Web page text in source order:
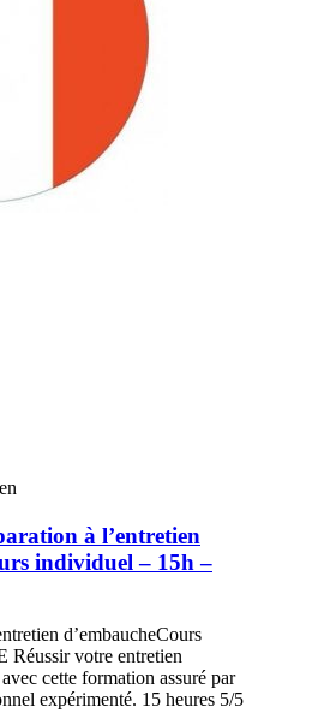
à l’entretien
individuel – 15h –
d’embaucheCours
votre entretien
cette formation assuré par
expérimenté. 15 heures 5/5